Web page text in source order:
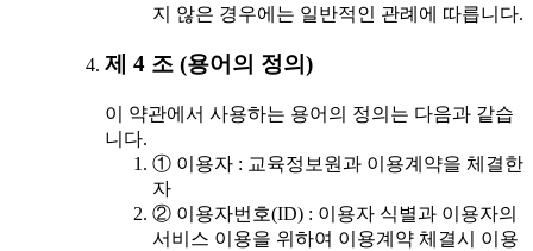
지 않은 경우에는 일반적인 관례에 따릅니다.
제 4 조 (용어의 정의)
이 약관에서 사용하는 용어의 정의는 다음과 같습
니다.
① 이용자 : 교육정보원과 이용계약을 체결한
자
② 이용자번호(ID) : 이용자 식별과 이용자의
서비스 이용을 위하여 이용계약 체결시 이용